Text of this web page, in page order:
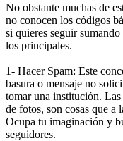
No obstante muchas de
no conocen los códigos
si quieres seguir
los principales.
1- Hacer Spam: Este
basura o mensaje no
tomar una institución.
de fotos, son cosas que a
Ocupa tu imaginación y
seguidores.